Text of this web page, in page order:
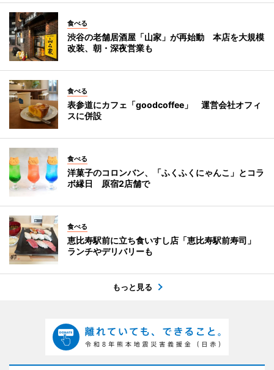
食べる
渋谷の老舗居酒屋「山家」が再始動 本店を大規模
改装、朝・深夜営業も
食べる
表参道にカフェ「goodcoffee」 運営会社オフィ
スに併設
食べる
洋菓子のコロンバン、「ふくふくにゃんこ」とコラ
ボ縁日 原宿2店舗で
食べる
恵比寿駅前に立ち食いすし店「恵比寿駅前寿司」
ランチやデリバリーも
もっと見る